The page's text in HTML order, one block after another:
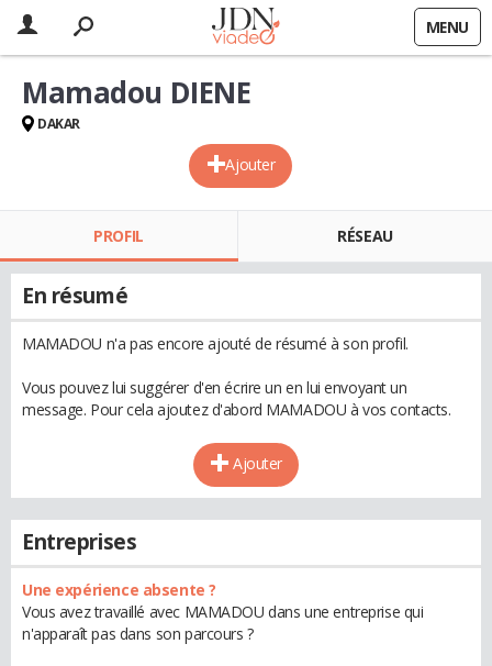
MENU
Ajouter
Mamadou DIENE
DAKAR
PROFIL RÉSEAU
En résumé
MAMADOU n'a pas encore ajouté de résumé à son profil.
Vous pouvez lui suggérer d'en écrire un en lui envoyant un
message. Pour cela ajoutez d'abord MAMADOU à vos contacts.
Ajouter
Entreprises
Une expérience absente ?
Vous avez travaillé avec MAMADOU dans une entreprise qui
n'apparaît pas dans son parcours ?